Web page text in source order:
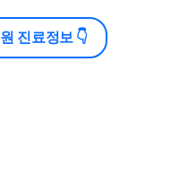
진료정보 👇